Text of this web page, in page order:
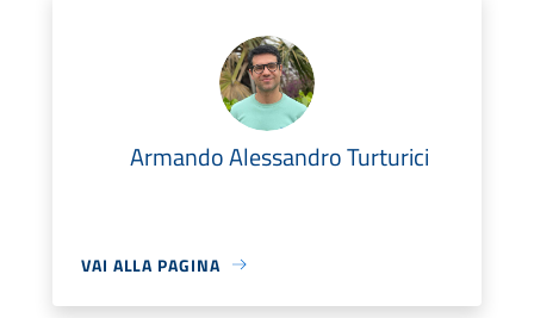
Armando Alessandro Turturici
VAI ALLA PAGINA